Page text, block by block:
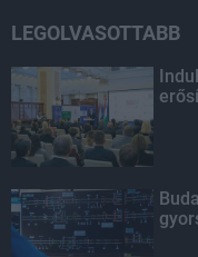
LEGOLVASOTTABB